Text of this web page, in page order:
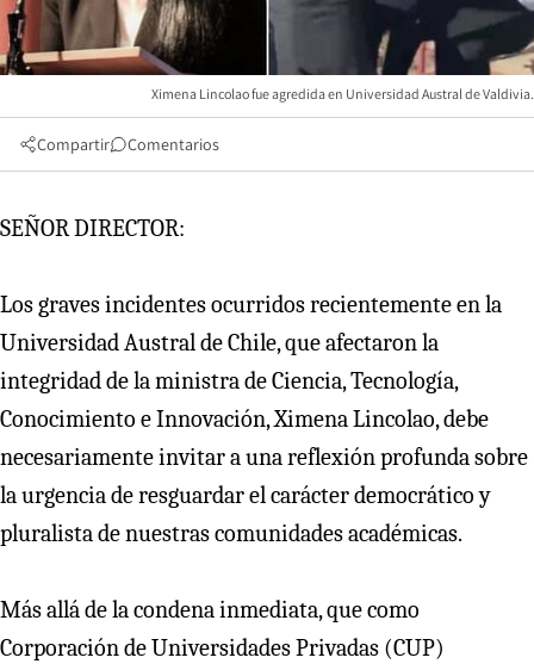
Ximena Lincolao fue agredida en Universidad Austral de Valdivia.
Compartir Comentarios
SEÑOR DIRECTOR:
Los graves incidentes ocurridos recientemente en la
Universidad Austral de Chile, que afectaron la
integridad de la ministra de Ciencia, Tecnología,
Conocimiento e Innovación, Ximena Lincolao, debe
necesariamente invitar a una reflexión profunda sobre
la urgencia de resguardar el carácter democrático y
pluralista de nuestras comunidades académicas.
Más allá de la condena inmediata, que como
Corporación de Universidades Privadas (CUP)